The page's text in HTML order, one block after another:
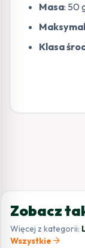
Masa: 50
Klasa
Zobacz
Więcej z kategorii:
Wszystkie arrow_forward